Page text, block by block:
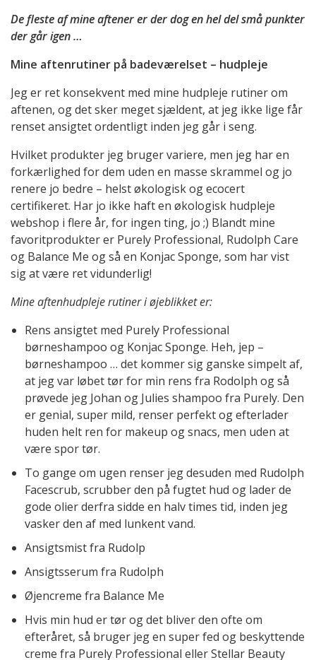
De fleste af mine aftener er der dog en hel del små punkter
der går igen …
Mine aftenrutiner på badeværelset – hudpleje
Jeg er ret konsekvent med mine hudpleje rutiner om
aftenen, og det sker meget sjældent, at jeg ikke lige får
renset ansigtet ordentligt inden jeg går i seng.
Hvilket produkter jeg bruger variere, men jeg har en
forkærlighed for dem uden en masse skrammel og jo
renere jo bedre – helst økologisk og ecocert
certifikeret. Har jo ikke haft en økologisk hudpleje
webshop i flere år, for ingen ting, jo ;) Blandt mine
favoritprodukter er Purely Professional, Rudolph Care
og Balance Me og så en Konjac Sponge, som har vist
sig at være ret vidunderlig!
Mine aftenhudpleje rutiner i øjeblikket er:
Rens ansigtet med Purely Professional
børneshampoo og Konjac Sponge. Heh, jep –
børneshampoo … det kommer sig ganske simpelt af,
at jeg var løbet tør for min rens fra Rodolph og så
prøvede jeg Johan og Julies shampoo fra Purely. Den
er genial, super mild, renser perfekt og efterlader
huden helt ren for makeup og snacs, men uden at
være spor tør.
To gange om ugen renser jeg desuden med Rudolph
Facescrub, scrubber den på fugtet hud og lader de
gode olier derfra sidde en halv times tid, inden jeg
vasker den af med lunkent vand.
Ansigtsmist fra Rudolp
Ansigtsserum fra Rudolph
Øjencreme fra Balance Me
Hvis min hud er tør og det bliver den ofte om
efteråret, så bruger jeg en super fed og beskyttende
creme fra Purely Professional eller Stellar Beauty